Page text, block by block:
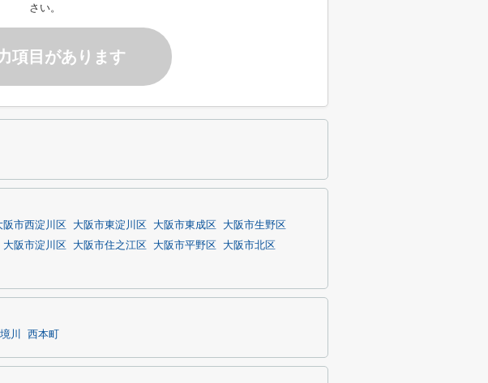
さい。
項目があります
阪市西淀川区 大阪市東淀川区 大阪市東成区
大阪市生野区
大阪市淀川区 大阪市住之江区 大阪市平野区
大阪市北区
境川 西本町